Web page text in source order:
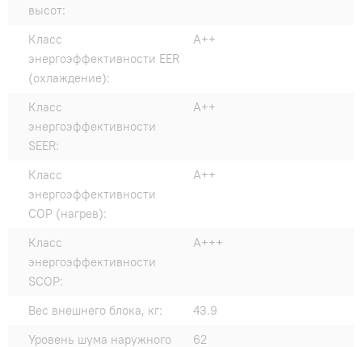
высот:
Класс
энергоэффективности EER
(охлаждение):
A++
Класс
энергоэффективности
SEER:
A++
Класс
энергоэффективности
COP (нагрев):
A++
Класс
энергоэффективности
SCOP:
A+++
Вес внешнего блока, кг:
43.9
Уровень шума наружного
62